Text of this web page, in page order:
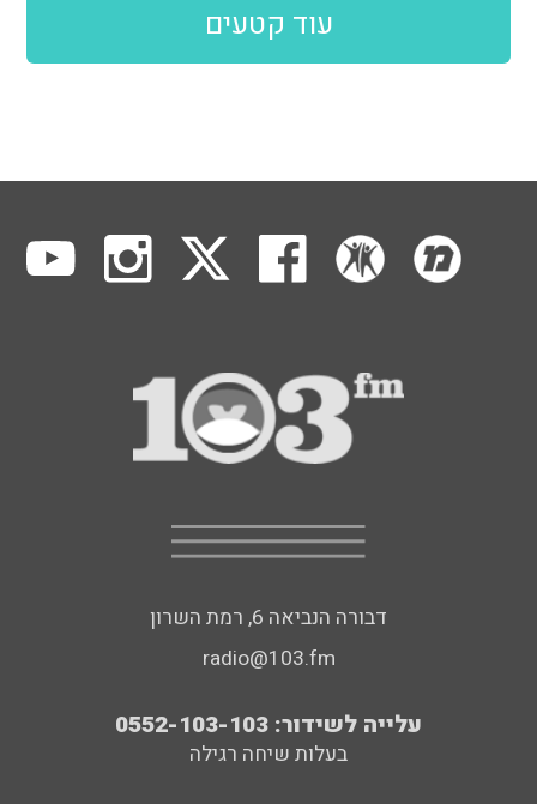
עוד קטעים
דבורה הנביאה 6, רמת השרון
radio@103.fm
עלייה לשידור: 0552-103-103
בעלות שיחה רגילה